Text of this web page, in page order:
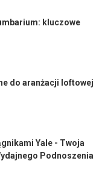
kluczowe
do aranżacji loftowej
Yale - Twoja
Podnoszenia